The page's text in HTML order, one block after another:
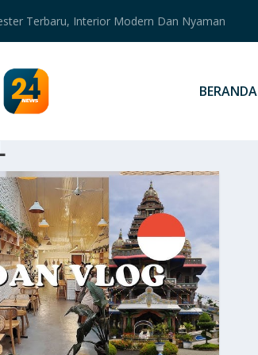
Terbaru, Interior Modern Dan Nyaman
BERANDA